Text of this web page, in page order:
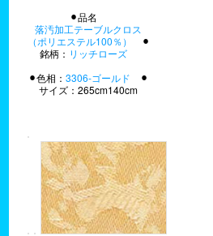
⚫︎品名
落汚加工テーブルクロス
（ポリエステル100％）
⚫︎
銘柄： リッチローズ
⚫︎色相：3306-ゴールド ⚫︎
サイズ：265cm140cm